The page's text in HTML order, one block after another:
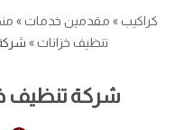
كراكيب» مقدمين خدمات»
تنظيف خزانات»
شركة تنظيف